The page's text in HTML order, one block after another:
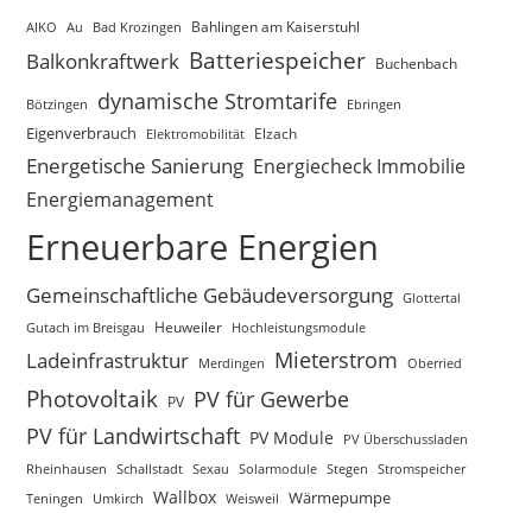
AIKO Au Bad Krozingen Bahlingen am Kaiserstuhl
Balkonkraftwerk Batteriespeicher Buchenbach
Bötzingen dynamische Stromtarife Ebringen
Eigenverbrauch Elektromobilität Elzach
Energetische Sanierung Energiecheck Immobilie
Energiemanagement
Erneuerbare Energien
Gemeinschaftliche Gebäudeversorgung Glottertal
Gutach im Breisgau
Heuweiler Hochleistungsmodule
Ladeinfrastruktur Merdingen Mieterstrom Oberried
Photovoltaik PV PV für Gewerbe
PV für Landwirtschaft PV Module
PV Überschussladen
Rheinhausen
Schallstadt Sexau Solarmodule Stegen
Stromspeicher
Teningen
Umkirch Wallbox Weisweil Wärmepumpe